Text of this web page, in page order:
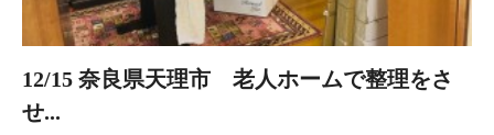
12/15 奈良県天理市 老人ホームで整理をさ
せ...